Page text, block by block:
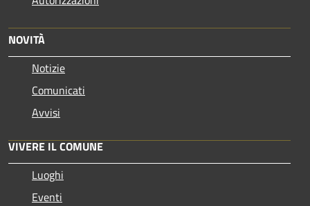
NOVITÀ
Notizie
Comunicati
Avvisi
VIVERE IL COMUNE
Luoghi
Eventi